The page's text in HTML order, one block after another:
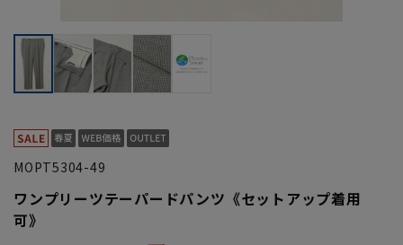
MOPT5304-49
ワンプリーツテーパードパンツ《セットアップ着用
可》